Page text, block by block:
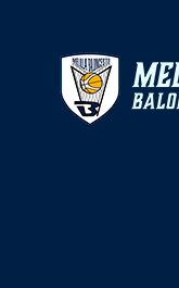
contenido